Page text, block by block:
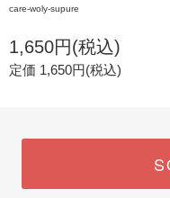
care-woly-supure
1,650円(税込)
定価 1,650円(税込)